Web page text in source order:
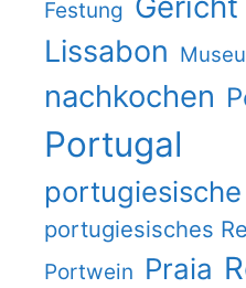
Festung
Lissabon
nachkochen
Portugal
portugiesisches
Portwein Praia